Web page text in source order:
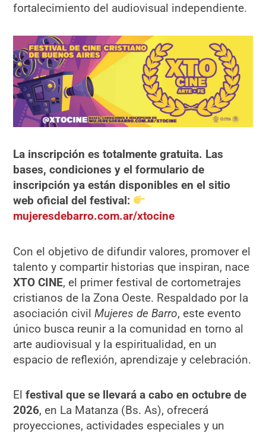
fortalecimiento del audiovisual independiente.
La inscripción es totalmente gratuita. Las
bases, condiciones y el formulario de
inscripción ya están disponibles en el sitio
web oficial del festival:
mujeresdebarro.com.ar/xtocine
Con el objetivo de difundir valores, promover el
talento y compartir historias que inspiran, nace
XTO CINE, el primer festival de cortometrajes
cristianos de la Zona Oeste. Respaldado por la
asociación civilMujeres de Barro, este evento
único busca reunir a la comunidad en torno al
arte audiovisual y la espiritualidad, en un
espacio de reflexión, aprendizaje y celebración.
Elfestival que se llevará a cabo en octubre de
2026, en La Matanza (Bs. As), ofrecerá
proyecciones, actividades especiales y un